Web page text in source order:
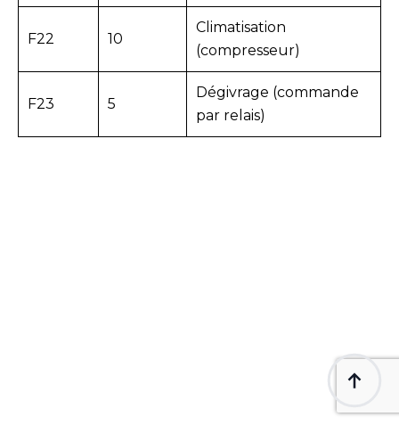
F22 10
Climatisation
(compresseur)
F23 5
Dégivrage (commande
par relais)